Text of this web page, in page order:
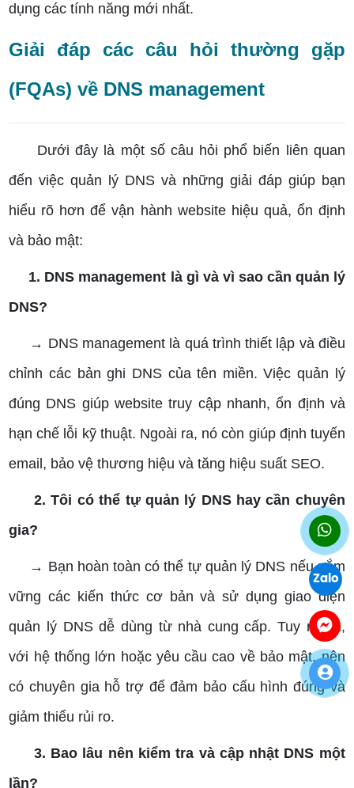
dụng các tính năng mới nhất.
Giải đáp các câu hỏi thường gặp
(FQAs) về DNS management
Dưới đây là một số câu hỏi phổ biến liên quan
đến việc quản lý DNS và những giải đáp giúp bạn
hiểu rõ hơn để vận hành website hiệu quả, ổn định
và bảo mật:
1. DNS management là gì và vì sao cần quản lý
DNS?
→ DNS management là quá trình thiết lập và điều
chỉnh các bản ghi DNS của tên miền. Việc quản lý
đúng DNS giúp website truy cập nhanh, ổn định và
hạn chế lỗi kỹ thuật. Ngoài ra, nó còn giúp định tuyến
email, bảo vệ thương hiệu và tăng hiệu suất SEO.
2. Tôi có thể tự quản lý DNS hay cần chuyên
gia?
→ Bạn hoàn toàn có thể tự quản lý DNS nếu nắm
vững các kiến thức cơ bản và sử dụng giao diện
quản lý DNS dễ dùng từ nhà cung cấp. Tuy nhiên,
với hệ thống lớn hoặc yêu cầu cao về bảo mật, nên
có chuyên gia hỗ trợ để đảm bảo cấu hình đúng và
giảm thiểu rủi ro.
3. Bao lâu nên kiểm tra và cập nhật DNS một
lần?
Zalo